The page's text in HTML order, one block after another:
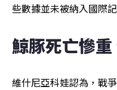
些數據並未被納入國際
鯨豚死亡慘
維什尼亞科娃認為，戰